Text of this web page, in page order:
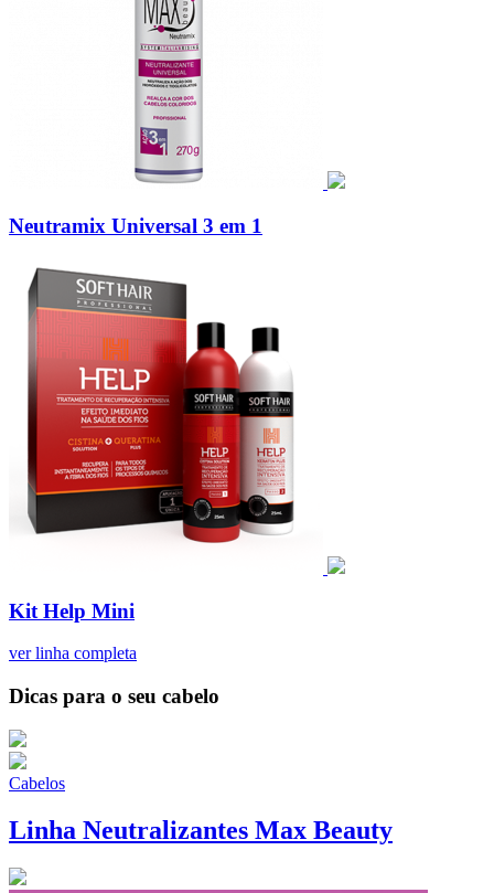
Neutramix Universal 3 em 1
Kit Help Mini
ver linha completa
Dicas para o seu cabelo
Cabelos
Linha Neutralizantes Max Beauty